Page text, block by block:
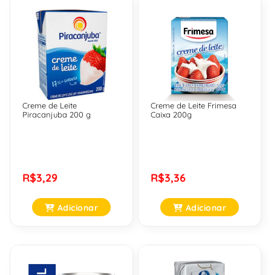
Creme de Leite
Piracanjuba 200 g
R$3,29
Adicionar
Creme de Leite Frimesa
Caixa 200g
R$3,36
Adicionar